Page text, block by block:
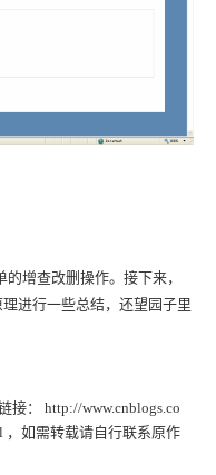
的增查改删操作。接下来，
进行一些总结，还望园子里
接： http://www.cnblogs.co
，如需转载请自行联系原作